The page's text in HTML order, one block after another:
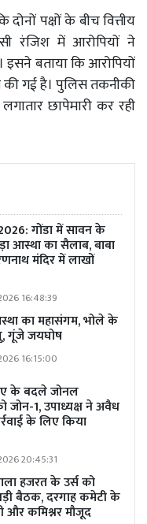
पक्षों के बीच वित्तीय
रंजिश में आरोपियों ने
इसने बताया कि आरोपियों
की गई है। पुलिस तकनीकी
छापेमारी कर रही
गोंडा में सावन के
आस्था का सैलाब, बाबा
मंदिर में लाखों
16:48:39
का महासंगम, भोले के
गूंजे जयघोष
16:15:00
के बदले जोनल
जोन-1, उपाध्यक्ष ने अवैध
के लिए किया
20:45:31
हजरत के उर्स को
बैठक, दरगाह कमेटी के
और कमिश्नर मौजूद